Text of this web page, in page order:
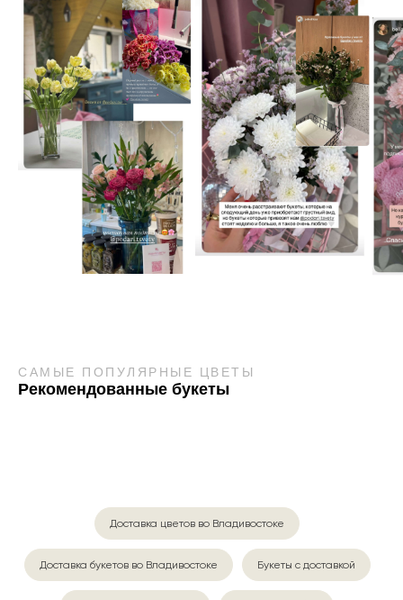
САМЫЕ ПОПУЛЯРНЫЕ ЦВЕТЫ
Рекомендованные букеты
Доставка цветов во Владивостоке
Доставка букетов во Владивостоке Букеты с доставкой